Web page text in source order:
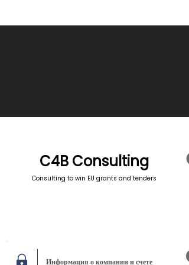
C4B Consulting
Consulting to win EU grants and tenders
Информация о компании и счете